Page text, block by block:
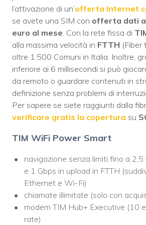
l’attivazione di un’offerta Internet
se avete una SIM con offerta dati
euro al mese. Con la rete fissa di
alla massima velocità in FTTH (Fiber
oltre 1.500 Comuni in Italia. Inoltre,
inferiore ai 6 millisecondi si può
da remoto o guardare contenuti in
definizione senza problemi di
Per sapere se siete raggiunti dalla
verificare gratis la copertura su
TIM WiFi Power Smart
navigazione senza limiti fino a
e 1 Gbps in upload in FTTH
Ethernet e Wi-Fi)
chiamate illimitate (solo con
modem TIM Hub+ Executive (10
rate)